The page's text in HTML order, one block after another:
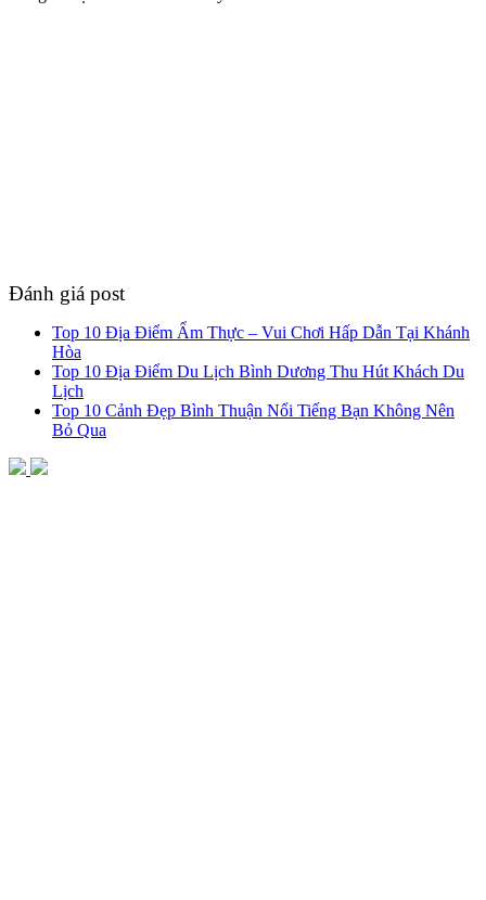
Đánh giá post
Top 10 Địa Điểm Ẩm Thực – Vui Chơi Hấp Dẫn Tại Khánh
Hòa
Top 10 Địa Điểm Du Lịch Bình Dương Thu Hút Khách Du
Lịch
Top 10 Cảnh Đẹp Bình Thuận Nổi Tiếng Bạn Không Nên
Bỏ Qua